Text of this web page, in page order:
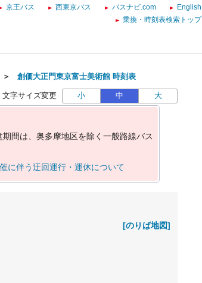
京王バス 西東京バス バスナビ.com
English
乗換・時刻表検索トップ
＞ 創価大正門東京富士美術館 時刻表
文字サイズ変更 小 中 大
期間は 奥多摩地区を除 く 一般路線バス
に伴う迂回運行・運休について
[のりば地図]